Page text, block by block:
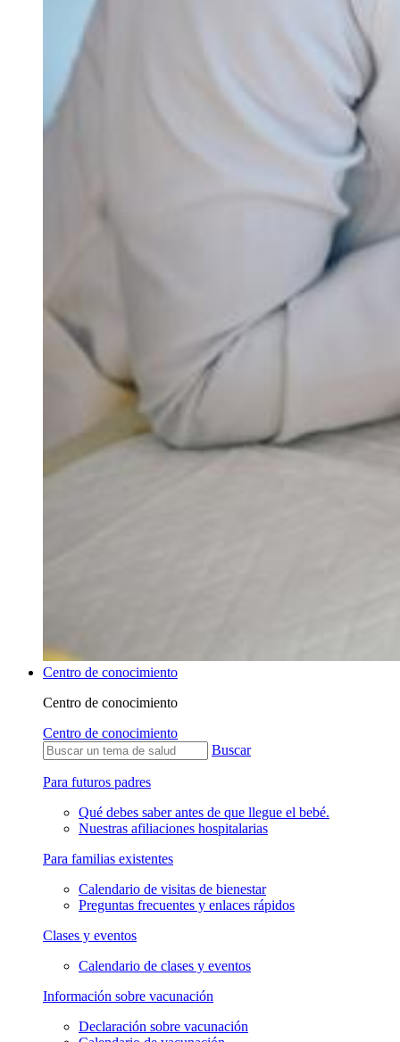
Centro de conocimiento
Centro de conocimiento
Centro de conocimiento
Buscar
Para futuros padres
Qué debes saber antes de que llegue el bebé.
Nuestras afiliaciones hospitalarias
Para familias existentes
Calendario de visitas de bienestar
Preguntas frecuentes y enlaces rápidos
Clases y eventos
Calendario de clases y eventos
Información sobre vacunación
Declaración sobre vacunación